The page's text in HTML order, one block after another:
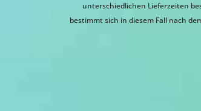
unterschiedlichen Lieferzeiten
bestimmt sich in diesem Fall nach